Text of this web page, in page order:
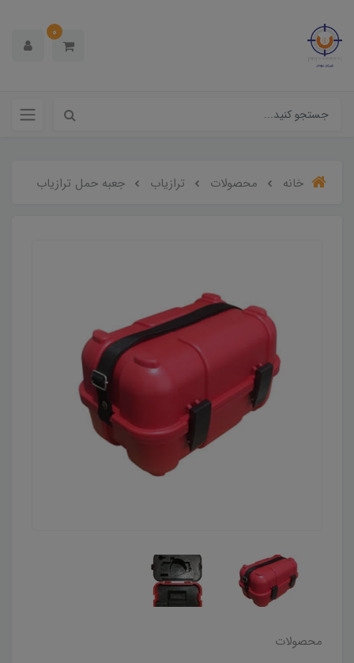
0
خانه محصولات ترازیاب جعبه حمل ترازیاب
محصولات